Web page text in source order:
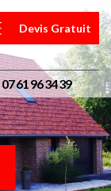
Devis Gratuit
07 61 96 34 39